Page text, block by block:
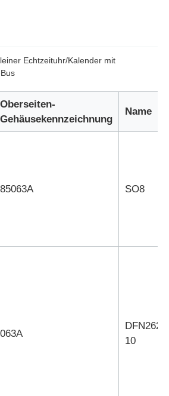
Echtzeituhr/Kalender mit
Oberseiten-
Gehäusekennzeichnung
Name
85063A SO8
063A
10